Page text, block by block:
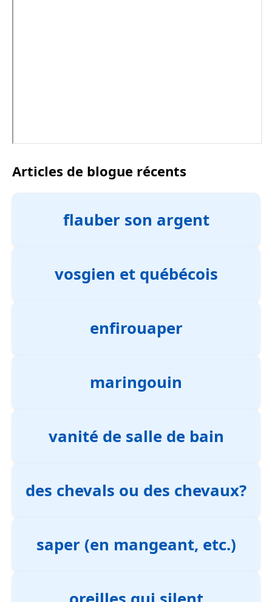
Articles de blogue récents
flauber son argent
vosgien et québécois
enfirouaper
maringouin
vanité de salle de bain
des chevals ou des chevaux?
saper (en mangeant, etc.)